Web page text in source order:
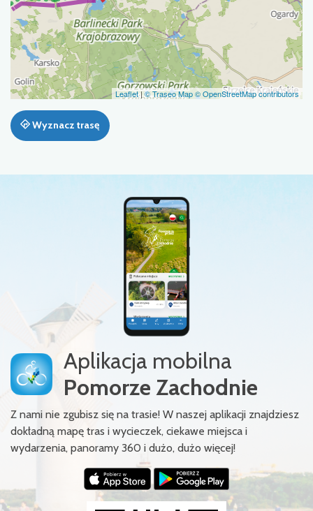
Leaflet|© Traseo Map© OpenStreetMap contributors
Wyznacz trasę
Aplikacja mobilna
Pomorze Zachodnie
Z nami nie zgubisz się na trasie! W naszej aplikacji znajdziesz
dokładną mapę tras i wycieczek, ciekawe miejsca i
wydarzenia, panoramy 360 i dużo, dużo więcej!